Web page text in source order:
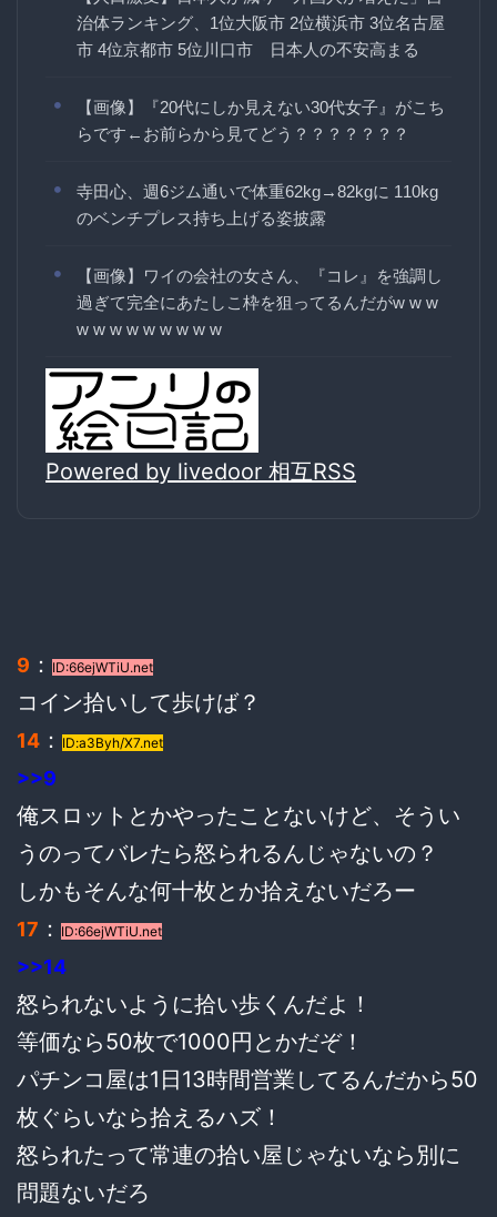
治体ランキング、1位大阪市 2位横浜市 3位名古屋
市 4位京都市 5位川口市 日本人の不安高まる
【画像】『20代にしか見えない30代女子』がこち
らです←お前らから見てどう？？？？？？？
寺田心、週6ジム通いで体重62kg→82kgに 110kg
のベンチプレス持ち上げる姿披露
【画像】ワイの会社の女さん、『コレ』を強調し
過ぎて完全にあたしこ枠を狙ってるんだがw w w
w w w w w w w w w
Powered by livedoor 相互RSS
9 ： ID:66ejWTiU.net
コイン拾いして歩けば？
14 ： ID:a3Byh/X7.net
>>9
俺スロットとかやったことないけど、そうい
うのってバレたら怒られるんじゃないの？
しかもそんな何十枚とか拾えないだろー
17 ： ID:66ejWTiU.net
>>14
怒られないように拾い歩くんだよ！
等価なら50枚で1000円とかだぞ！
パチンコ屋は1日13時間営業してるんだから50
枚ぐらいなら拾えるハズ！
怒られたって常連の拾い屋じゃないなら別に
問題ないだろ